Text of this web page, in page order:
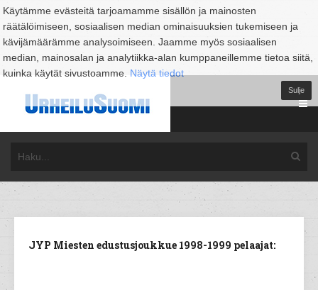
Käytämme evästeitä tarjoamamme sisällön ja mainosten
räätälöimiseen, sosiaalisen median ominaisuuksien tukemiseen ja
kävijämäärämme analysoimiseen. Jaamme myös sosiaalisen
median, mainosalan ja analytiikka-alan kumppaneillemme tietoa siitä,
kuinka käytät sivustoamme. Näytä tiedot
Sulje
JYP Miesten edustusjoukkue 1998-1999 pelaajat: